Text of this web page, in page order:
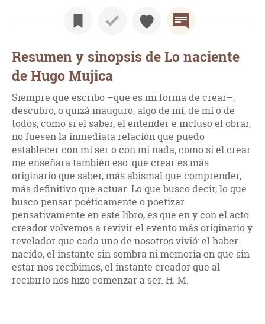
Resumen y sinopsis de Lo naciente
de Hugo Mujica
Siempre que escribo –que es mi forma de crear–,
descubro, o quizá inauguro, algo de mí, de mí o de
todos, como si el saber, el entender e incluso el obrar,
no fuesen la inmediata relación que puedo
establecer con mi ser o con mi nada; como si el crear
me enseñara también eso: que crear es más
originario que saber, más abismal que comprender,
más definitivo que actuar. Lo que busco decir, lo que
busco pensar poéticamente o poetizar
pensativamente en este libro, es que en y con el acto
creador volvemos a revivir el evento más originario y
revelador que cada uno de nosotros vivió: el haber
nacido, el instante sin sombra ni memoria en que sin
estar nos recibimos, el instante creador que al
recibirlo nos hizo comenzar a ser. H. M.